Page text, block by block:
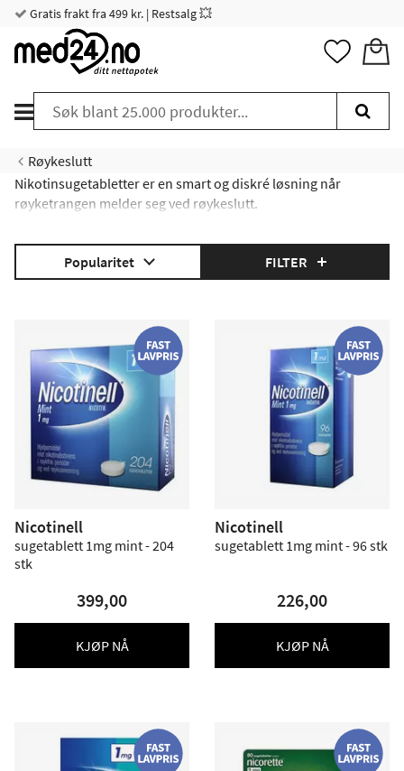
Gratis frakt fra 499 kr. | Restsalg 💥
Røykeslutt
Nikotinsugetabletter er en smart og diskré løsning når
røyketrangen melder seg ved røykeslutt.
Popularitet
FILTER
Nicotinell
sugetablett 1mg mint - 204
stk
399,00
KJØP NÅ
Nicotinell
sugetablett 1mg mint - 96 stk
226,00
KJØP NÅ